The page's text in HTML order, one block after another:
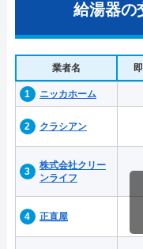
給湯器の
業者名
ニッカホーム
クラシアン
株式会社クリー
ンライフ
正直屋